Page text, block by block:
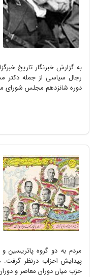
رجال سیاسی از جمله دکتر
دوره شانزدهم مجلس شورای ملی
مردم به دو گروه پاتریسین و
پیدایش احزاب درنظر گرفت.
حزب میان دوران معاصر و دوران